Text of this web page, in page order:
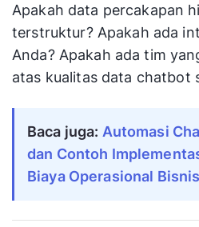
Apakah data percakapan
terstruktur? Apakah ada
Anda? Apakah ada tim
atas kualitas data chatbot
Baca juga: Automasi
dan Contoh
Biaya Operasional Bisnis